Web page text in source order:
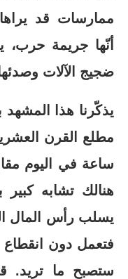
ممارسات قد
أنّها جريمة حرب،
ضجيج الآلات
يذكّرنا هذا
ساعة في اليوم
هنالك تشابه كبير
يسلب رأس المال
فتعمل دون انقطاع
ستصبح ما تريد.